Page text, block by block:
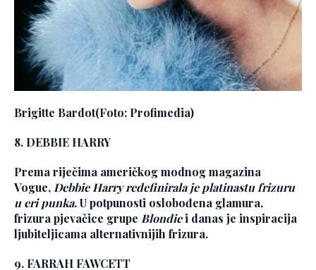
Brigitte Bardot(Foto: Profimedia)
8. DEBBIE HARRY
Prema riječima američkog modnog magazina
Vogue, Debbie Harry redefinirala je platinastu frizuru
u eri punka. U potpunosti oslobođena glamura,
frizura pjevačice grupe Blondiei danas je inspiracija
ljubiteljicama alternativnijih frizura.
9. FARRAH FAWCETT